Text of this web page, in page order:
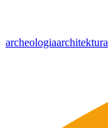
archeologiaarchitektura